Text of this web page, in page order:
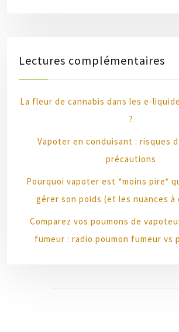
Lectures complémentaires
La fleur de cannabis dans les e-
?
Vapoter en conduisant : risques
précautions
Pourquoi vapoter est *moins pire*
gérer son poids (et les nuances à
Comparez vos poumons de
fumeur : radio poumon fumeur vs